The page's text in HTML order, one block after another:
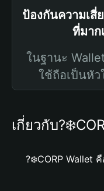
ป้องกันความเสี่
ที่มาก
ในฐานะ
ใช้ถือเป็นหัว
เกี่ยวกับ
?‍❄️CORP Wallet